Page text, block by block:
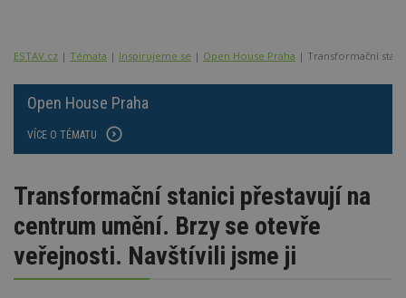
ESTAV.cz Témata Inspirujeme se Open House Praha Transformační
Open House Praha
VÍCE O TÉMATU
Transformační stanici přestavují na
centrum umění. Brzy se otevře
veřejnosti. Navštívili jsme ji